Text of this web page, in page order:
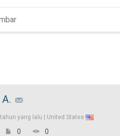
yang lalu | United States
0 0